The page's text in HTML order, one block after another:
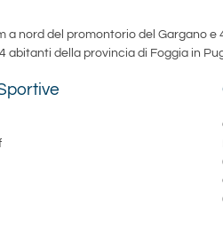
a nord del promontorio del Gargano
della provincia di Foggia in